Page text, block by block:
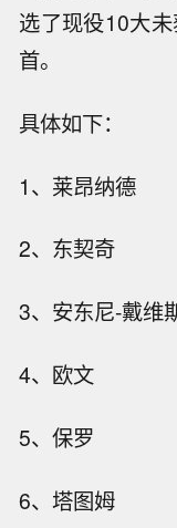
选了现役10大
首。
具体如下：
1、莱昂纳德
2、东契奇
3、安东尼-戴维
4、欧文
5、保罗
6、塔图姆